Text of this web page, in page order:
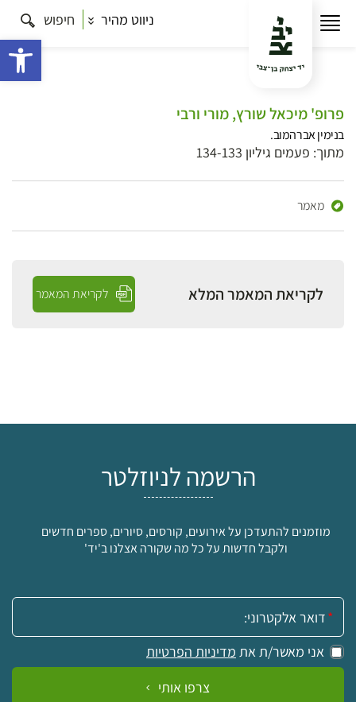
ניווט מהיר חיפוש
פרופ' מיכאל שורץ, מורי ורבי
בנימין אברהמוב.
מתוך: פעמים גיליון 134-133
מאמר
לקריאת המאמר המלא לקריאת המאמר
הרשמה לניוזלטר
מוזמנים להתעדכן על אירועים, קורסים, סיורים, ספרים חדשים
ולקבל חדשות על כל מה שקורה אצלנו ב'יד'
אימייל:
אני מאשר/ת את מדיניות הפרטיות
צרפו אותי